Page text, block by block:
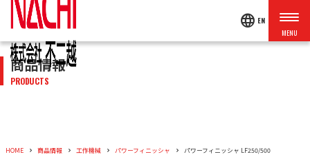
language EN
商品情報
PRODUCTS
HOME 商品情報 工作機械 パワーフィニッシャ パワーフィニッシャ LF250/500